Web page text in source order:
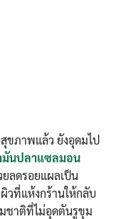
ขภาพแล้ว ยังอุดมไป
มันปลาแซลมอน
ลดรอยแผลเป็น
วที่แห้งกร้านให้กลับ
ชาติที่ไม่อุดตันรูขุม